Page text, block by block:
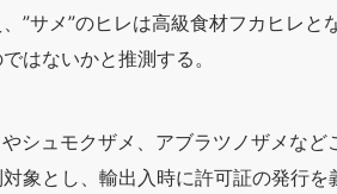
”サメ”のヒレは高級食材フカヒレ
はないかと推測する。
シュモクザメ、アブラツノザメな
象とし、輸出入時に許可証の発行を